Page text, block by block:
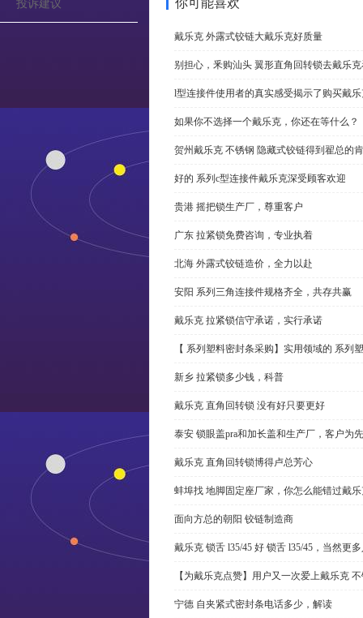
投诉建议 你可能喜欢
戴乐克 外露式铰链大戴乐克好质量
别担心，釆购汕头 翼形直角回转锁去戴乐
l型连接件使用者的真实感受揭示了购买戴
如果你不选择一个戴乐克，你还在等什么？
贺州戴乐克 不锈钢 隐藏式铰链得到翟总的
好的 系列c型连接件戴乐克深受顾客欢迎
贵港 摇把锁生产厂，尊重客户
广东 拉紧锁免费咨询，专业执着
北海 外露式铰链造价，全力以赴
安阳 系列三角连接件规格齐全，共存共赢
戴乐克 拉紧锁信守承诺，实行承诺
【 系列塑料密封条采购】实用领域的 系列
新乡 拉紧锁多少钱，科普
戴乐克 直角回转锁 没有好只要更好
泰安 锁眼盖pra和加长盖和生产厂，客户为先
戴乐克 直角回转锁博得卢总芳心
蚌埠找 地脚固定座厂家，你怎么能错过戴
面向方总的朝阳 铰链制造商
戴乐克 锁舌 l35/45 好 锁舌 l35/45，当然更
【为戴乐克点赞】用户又一次爱上戴乐克
宁德 自夹紧式密封条电话多少，解读